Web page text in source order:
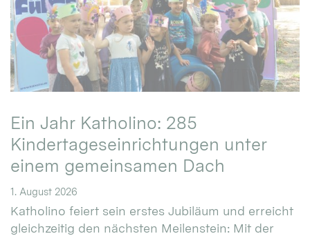
Ein Jahr Katholino: 285
Kindertageseinrichtungen unter
einem gemeinsamen Dach
1. August 2026
Katholino feiert sein erstes Jubiläum und erreicht
gleichzeitig den nächsten Meilenstein: Mit der